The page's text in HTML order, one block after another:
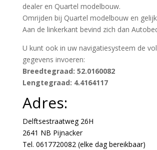
dealer en Quartel modelbouw.
Omrijden bij Quartel modelbouw en
Aan de linkerkant bevind zich dan
U kunt ook in uw navigatiesysteem de
gegevens invoeren:
Breedtegraad: 52.0160082
Lengtegraad: 4.4164117
Adres:
Delftsestraatweg 26H
2641 NB Pijnacker
Tel. 0617720082 (elke dag bereikbaar)